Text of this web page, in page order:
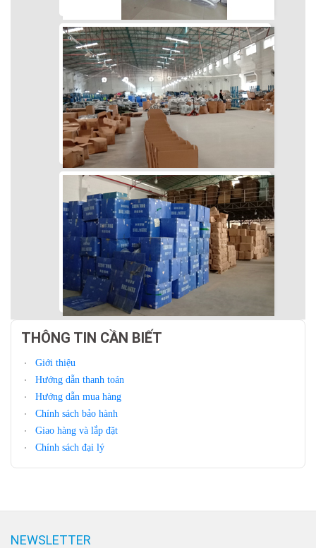
THÔNG TIN CẦN BIẾT
Giới thiệu
Hướng dẫn thanh toán
Hướng dẫn mua hàng
Chính sách bảo hành
Giao hàng và lắp đặt
Chính sách đại lý
NEWSLETTER